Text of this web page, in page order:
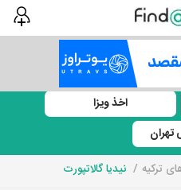
اخذ ویزا
ترکیه نیدیا گالاتپورت